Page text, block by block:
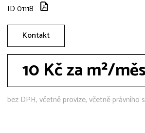
ID 01118
Kontakt
10 Kč za m²/
bez DPH, včetně provize, včetně právního